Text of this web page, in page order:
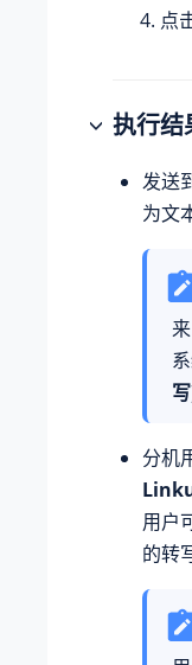
点
执行结
发送
为文
写
分机
用户
的转